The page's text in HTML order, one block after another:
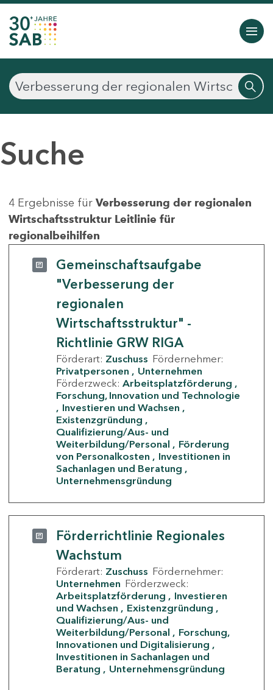
Suche
4 Ergebnisse für Verbesserung der regionalen
Wirtschaftsstruktur Leitlinie für
regionalbeihilfen
Gemeinschaftsaufgabe
"Verbesserung der
regionalen
Wirtschaftsstruktur" -
Richtlinie GRW RIGA
Förderart: Zuschuss Fördernehmer:
Privatpersonen
Unternehmen
Förderzweck: Arbeitsplatzförderung
Forschung, Innovation und Technologie
Investieren und Wachsen
Existenzgründung
Qualifizierung/Aus- und
Weiterbildung/Personal
Förderung
von Personalkosten
Investitionen in
Sachanlagen und Beratung
Unternehmensgründung
Förderrichtlinie Regionales
Wachstum
Förderart: Zuschuss Fördernehmer:
Unternehmen Förderzweck:
Arbeitsplatzförderung
Investieren
und Wachsen
Existenzgründung
Qualifizierung/Aus- und
Weiterbildung/Personal
Forschung,
Innovationen und Digitalisierung
Investitionen in Sachanlagen und
Beratung
Unternehmensgründung